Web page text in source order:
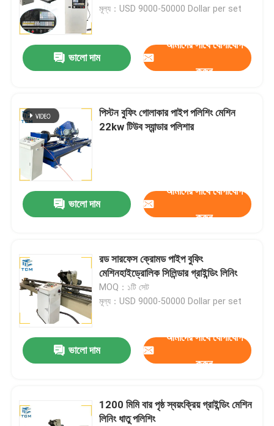
মূল্য：USD 9000-50000 Dollar per set
ভালো দাম
আমাদের সাথে যোগাযোগ
করুন
পিস্টন বুফিং গোলাকার পাইপ পলিশিং মেশিন
22kw টিউব স্যান্ডার পলিশার
ভালো দাম
আমাদের সাথে যোগাযোগ
করুন
রড সারফেস ক্রোমড পাইপ বুফিং
মেশিনহাইড্রোলিক সিলিন্ডার গ্রাইন্ডিং লিনিং
MOQ：১টি সেট
মূল্য：USD 9000-50000 Dollar per set
ভালো দাম
আমাদের সাথে যোগাযোগ
করুন
1200 মিমি বার পৃষ্ঠ স্বয়ংক্রিয় গ্রাইন্ডিং মেশিন
লিনিং ধাতু পলিশিং